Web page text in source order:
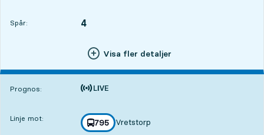
Spår:
SPÅR, 4
,
Visa fler detaljer
Prognos:
Tiden är prognos
Linje mot: linje
795
mot
Vretstorp
,